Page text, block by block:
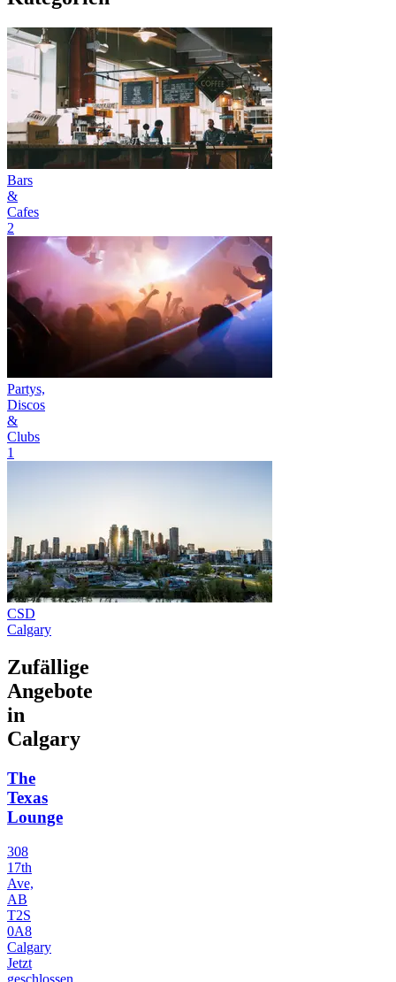
Bars
&
Cafes
2
Partys,
Discos
&
Clubs
1
CSD
Calgary
Zufällige
Angebote
in
Calgary
The
Texas
Lounge
308
17th
Ave,
AB
T2S
0A8
Calgary
Jetzt
geschlossen,